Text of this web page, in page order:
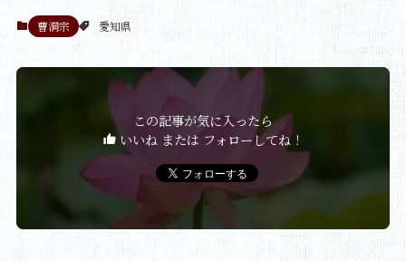
曹洞宗 愛知県
この記事が気に入ったら
いいね または フォローしてね！